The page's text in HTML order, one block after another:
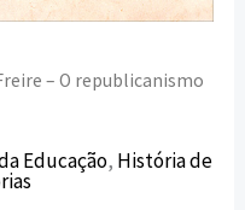
– O republicanismo
Educação, História de